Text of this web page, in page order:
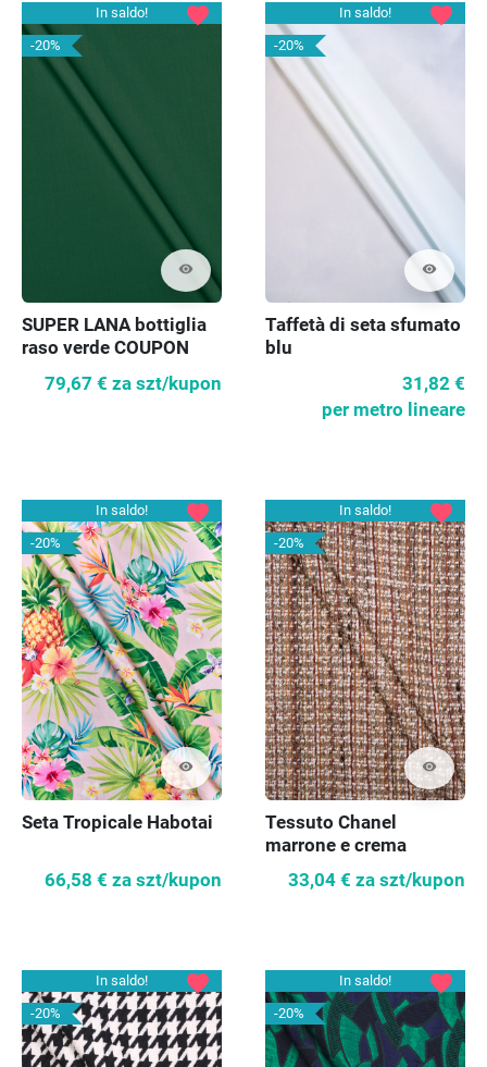
In saldo!
-20%
visibility
favorite
SUPER LANA bottiglia
raso verde COUPON
79,67 € za szt/kupon
In saldo!
-20%
visibility
favorite
Taffetà di seta sfumato
blu
31,82 €
per metro lineare
In saldo!
-20%
visibility
favorite
Seta Tropicale Habotai
66,58 € za szt/kupon
In saldo!
-20%
visibility
favorite
Tessuto Chanel
marrone e crema
33,04 € za szt/kupon
In saldo!
-20%
favorite
In saldo!
-20%
favorite